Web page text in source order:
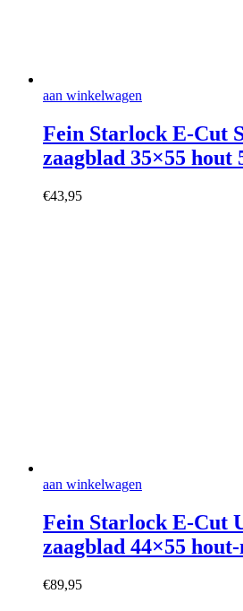
aan winkelwagen
Fein Starlock E-Cut
zaagblad 35×55 hout
€43,95
aan winkelwagen
Fein Starlock E-Cut
zaagblad 44×55
€89,95